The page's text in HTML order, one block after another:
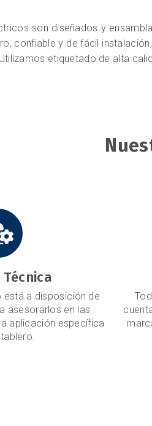
son diseñados y
confiable y de fácil
etiquetado de alta
está a disposición de
asesorarlos en las
aplicación específica